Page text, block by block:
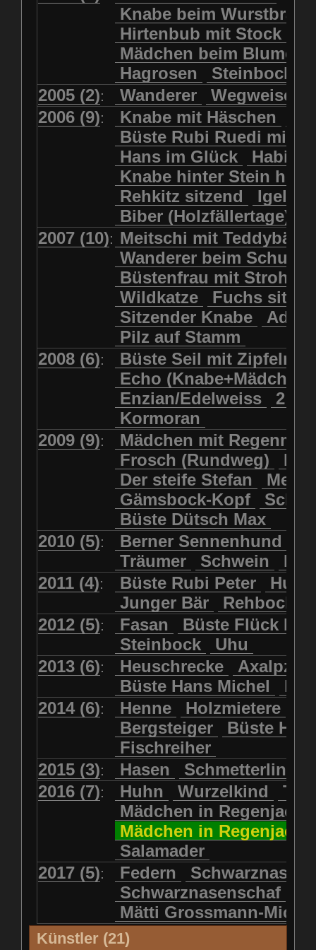
Mädchen beim Blumenpflücken
Mädchen in Regenjacke
Mädchen in Regenjacke und
Mädchen mit Regenmolch
Mädchen mit Schmetterling
Mätti Grossmann-Michel
Meitschi (Rundweg)
Meitschi mit Teddybär
Pilzfraueli Risetenmandli
Sitzender Knabe Tengeler
Wanderer
Wanderer beim Schuhbinden
Wegweiser Wilde Hilde
Wildhüter Wurzelkind
Luchs schreitend
Luchs sitzend Murmeltier
Murmeltiere Rehbockkopf
Rehkitz Rehkitz sitzend
Salamader Schmetterling
Schmetterlinge Schnecke
Schwarznasenschaf
Schwarznasenschaf mit Kalb
Steinbock
Steinbock Steinmarder
Uhu Uhu mit Jungen
Waschbär Wildkatze
Wolf Ziegenkopf
Knabe beim
Hirtenbub mit Stock
Mädchen beim
Hagrosen
Steinbock
2005 (2): Wanderer
Wegweiser
2006 (9): Knabe mit Häschen
Büste Rubi Ruedi mit
Hans im Glück
Knabe hinter Stein
Rehkitz sitzend
Igel
Biber (Holzfällertage)
2007 (10): Meitschi mit Teddybär
Wanderer beim
Büstenfrau mit Strohut
Wildkatze
Fuchs
Sitzender Knabe
Adler
Pilz auf Stamm
2008 (6):
Büste Seil mit
Echo
Enzian/Edelweiss
2
Kormoran
2009 (9):
Mädchen mit
Frosch (Rundweg)
Der steife Stefan
Gämsbock-Kopf
Büste Dütsch Max
2010 (5): Berner Sennenhund
Träumer
Schwein
2011 (4): Büste Rubi Peter
Junger Bär
2012 (5): Fasan
Büste Flück
Steinbock
Uhu
2013 (6): Heuschrecke
Büste Hans Michel
2014 (6): Henne Holzmietere
Bergsteiger
Büste HP
Fischreiher
2015 (3): Hasen Schmetterlinge
2016 (7): Huhn Wurzelkind
Mädchen in
Mädchen in Regenjacke
Salamader
2017 (5): Federn
Schwarznasenschaf
Mätti Grossmann-
Künstler (21)